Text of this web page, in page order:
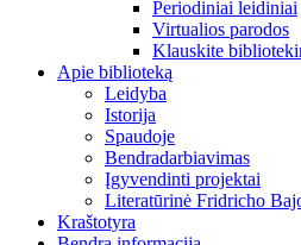
Periodiniai leidiniai
Virtualios parodos
Klauskite
Apie biblioteką
Leidyba
Istorija
Spaudoje
Bendradarbiavimas
Įgyvendinti projektai
Literatūrinė Fridricho
Kraštotyra